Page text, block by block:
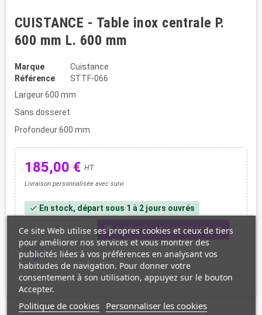
CUISTANCE - Table inox centrale P.
600 mm L. 600 mm
Marque
Cuistance
Référence
STTF-066
Largeur 600 mm
Sans dosseret
Profondeur 600 mm
185,00 € HT
Livraison personnalisée avec suivi
check En stock, départ sous 1 à 2 jours ouvrés
remove add shopping_cartAJOUTER AU PANIER / DEVIS
favorite_border
Ce site Web utilise ses propres cookies et ceux de tiers
pour améliorer nos services et vous montrer des
publicités liées à vos préférences en analysant vos
habitudes de navigation. Pour donner votre
consentement à son utilisation, appuyez sur le bouton
Accepter.
Politique de cookies Personnaliser les cookies